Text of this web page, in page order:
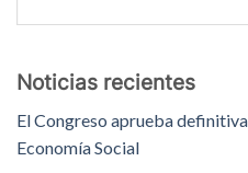
Noticias recientes
El Congreso aprueba
Economía Social